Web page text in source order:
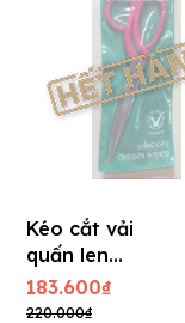
Kéo cắt vải
quấn len
Nguyễn Đình
10TR dài 26 cm
183.600₫
220.000₫